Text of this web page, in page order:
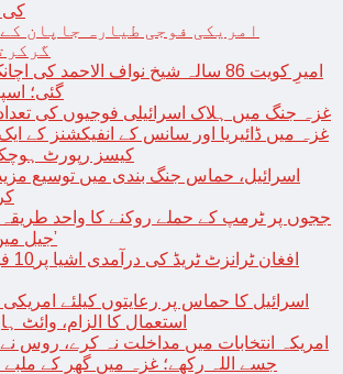
کی
امریکی فوجی طیارہ جاپان
امیرِ کویت 86 سالہ شیخ نواف الاحمد
گئی؛
غزہ جنگ میں ہلاک اسرائیلی فوجیوں کی تعداد 395
غزہ میں ڈائیریا اور سانس کے انفیکشنز کے
کیسز رپورٹ
اسرائیل، حماس جنگ بندی میں توسیع
جیل میں ڈال دیا جائے’
اسرائیل کا حماس پر رعایتوں کیلئے
استعمال کا الزام، وائٹ
امریکہ انتخابات میں مداخلت نہ کرے، روس نے